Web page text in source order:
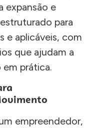
expansão e
para
e aplicáveis, com
que ajudam a
prática.
empreendedor,